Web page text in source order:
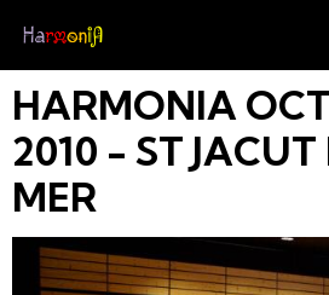
HARMONIA
2010 - ST JACUT
MER